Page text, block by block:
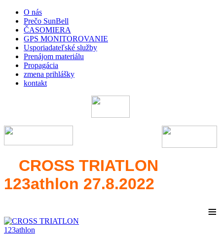
O nás
Prečo SunBell
ČASOMIERA
GPS MONITOROVANIE
Usporiadateľské služby
Prenájom materiálu
Propagácia
zmena prihlášky
kontakt
CROSS TRIATLON
123athlon 27.8.2022
≡